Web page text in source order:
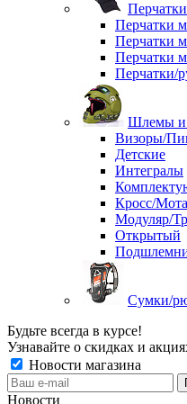
Перчатки
Перчатки
Перчатки
Перчатки
Перчатки/
Шлемы и
Визоры/
Детские
Интегралы
Кросс/
Модуляр/
Открытый
Сумки/
Будьте всегда в курсе!
Узнавайте о скидках и
Новости магазина
Новости